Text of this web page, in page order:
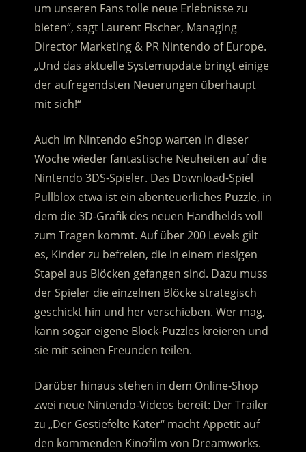
um unseren Fans tolle neue Erlebnisse zu
bieten“, sagt Laurent Fischer, Managing
Director Marketing & PR Nintendo of Europe.
„Und das aktuelle Systemupdate bringt einige
der aufregendsten Neuerungen überhaupt
mit sich!“
Auch im Nintendo eShop warten in dieser
Woche wieder fantastische Neuheiten auf die
Nintendo 3DS-Spieler. Das Download-Spiel
Pullblox etwa ist ein abenteuerliches Puzzle, in
dem die 3D-Grafik des neuen Handhelds voll
zum Tragen kommt. Auf über 200 Levels gilt
es, Kinder zu befreien, die in einem riesigen
Stapel aus Blöcken gefangen sind. Dazu muss
der Spieler die einzelnen Blöcke strategisch
geschickt hin und her verschieben. Wer mag,
kann sogar eigene Block-Puzzles kreieren und
sie mit seinen Freunden teilen.
Darüber hinaus stehen in dem Online-Shop
zwei neue Nintendo-Videos bereit: Der Trailer
zu „Der Gestiefelte Kater“ macht Appetit auf
den kommenden Kinofilm von Dreamworks.